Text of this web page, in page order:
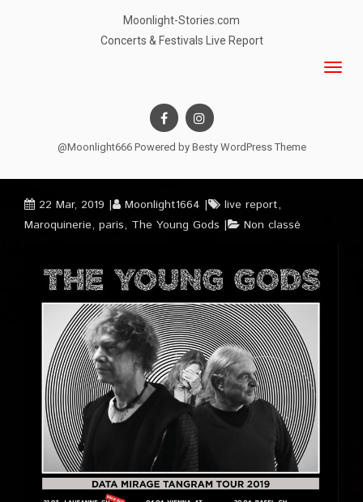
Moonlight-Stories.com
Concerts & Festivals Live Report
@Moonlight666 Powered by Besty WordPress Theme
22 Mar, 2019 Moonlight1664 live report,
Maroquinerie, paris, The Young Gods Non classé